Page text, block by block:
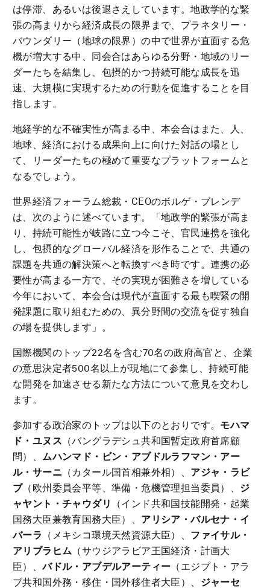
は停滞、あるいは後退さえしています。地政学的な緊
張の高まりから経済成長の限界まで、プラネタリー・
バウンダリー（地球の限界）の中で世界が直面する危
機が増大する中、同会合はあらゆる分野・地域のリー
ダーたちを結集し、包摂的かつ持続可能な成長を迅
速、大規模に実現するための行動を促進することを目
指します。
地経学的な不確実性が高まる中、本会合はまた、人、
地球、経済における成果向上に向けた対話の場とし
て、リーダーたちの極めて重要なプラットフォームと
なるでしょう。
世界経済フォーラム総裁・CEOのボルゲ・ブレンデ
は、次のように述べています。「地政学的緊張が高ま
り、持続可能性が岐路に立つ今こそ、官民連携を強化
し、包摂的なグローバル経済を形作ることで、共通の
課題を共通の解決策へと転換すべき時です。連携の必
要性が高まる一方で、その実現が困難さを増している
今年において、本会合は現代が直面する最も喫緊の開
発課題に取り組むための、異分野間の交流を促す独自
の場を提供します」。
国際機関のトップ22名を含む70名の政府高官と、企業
の意思決定者500名以上が現地にて参集し、持続可能
な開発を加速させる新たな方法について意見を交わし
ます。
参加する政治家のトップは以下のとおりです。 モハマ
ド・ユヌス （バングラデシュ共和国暫定政府首席顧
問）、 ムハンマド・ビン・アブドルラフマン・アー
ル・サーニ （カタール国首相兼外相）、 アジャ・ラビ
ブ（欧州委員会平等、準備・危機管理担当委員）、 ジ
ャヤント・チャウダリ
（インド共和国技能開発・起業
国務大臣兼教育国務大臣）、 アリシア・バルセナ・イ
バーラ
（メキシコ環境天然資源大臣）、 ファイサル・
アリブラヒム （サウジアラビア王国経済・計画大
臣）、バドル・アブデルアーティー （エジプト・アラ
ブ共和国外務・移住・国外移住者大臣）、 ジャーセ